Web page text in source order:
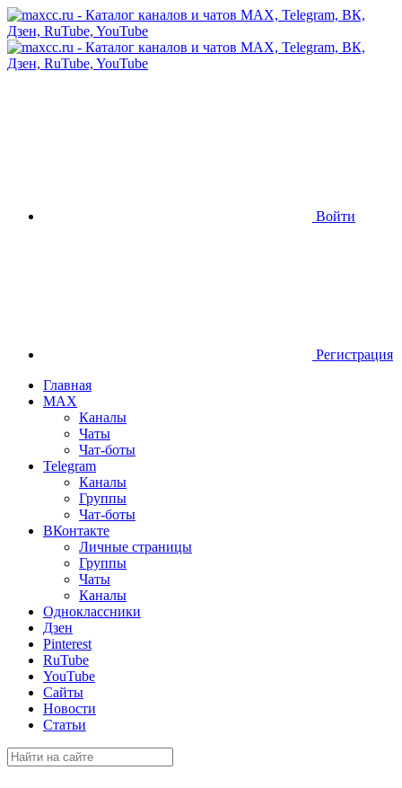
Войти
Регистрация
Главная
MAX
Каналы
Чаты
Чат-боты
Telegram
Каналы
Группы
Чат-боты
ВКонтакте
Личные страницы
Группы
Чаты
Каналы
Одноклассники
Дзен
Pinterest
RuTube
YouTube
Сайты
Новости
Статьи